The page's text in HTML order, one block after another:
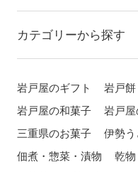
カテゴリーから探す
岩戸屋のギフト 岩戸餅
岩戸屋の和菓子
岩戸
三重県のお菓子
伊勢う
佃煮・惣菜・漬物
乾